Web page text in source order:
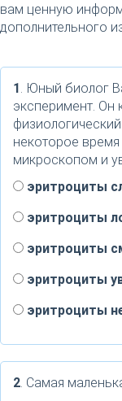
вам ценную
дополнительного
1. Юный биолог
эксперимент. Он
некоторое
микроскопом и
эритроциты
эритроциты
эритроциты
эритроциты
эритроциты
2. Самая